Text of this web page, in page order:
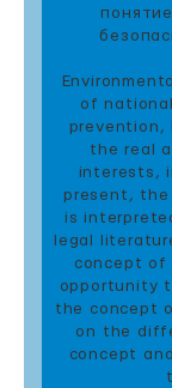
of
the real
interests,
present, the
is
legal
concept of
opportunity
the concept
on the
concept